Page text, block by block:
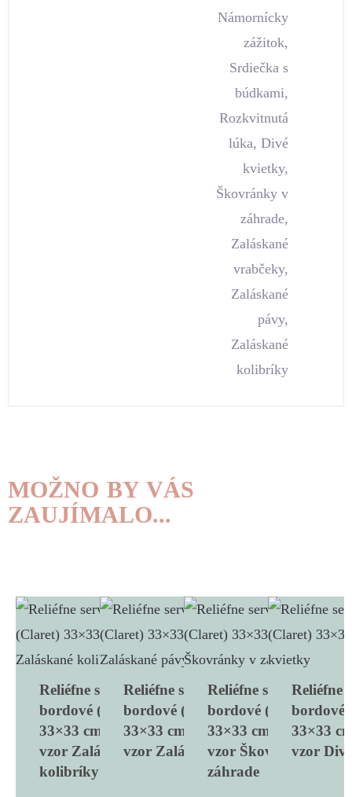
Námornícky
zážitok,
Srdiečka s
búdkami,
Rozkvitnutá
lúka, Divé
kvietky,
Škovránky v
záhrade,
Zaláskané
vrabčeky,
Zaláskané
pávy,
Zaláskané
kolibríky
MOŽNO BY VÁS
ZAUJÍMALO...
Reliéfne servítky
bordové (Claret)
33×33 cm, 20 ks –
vzor Zaláskané
kolibríky
Reliéfne servítky
bordové (Claret)
33×33 cm, 20 ks –
vzor Zaláskané pávy
Reliéfne servítky
bordové (Claret)
33×33 cm, 20 ks –
vzor Škovránky v
záhrade
Reliéfne
bordové
33×33
vzor